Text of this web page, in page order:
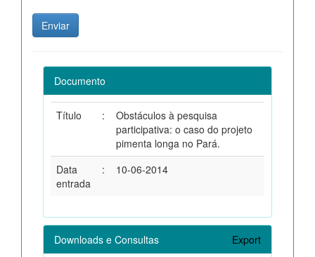
Documento
Título :
Obstáculos à pesquisa
participativa: o caso do projeto
pimenta longa no Pará.
Data
entrada
: 10-06-2014
Downloads e Consultas Export